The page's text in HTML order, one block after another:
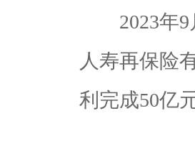
2023年9
人寿再保险
利完成50亿